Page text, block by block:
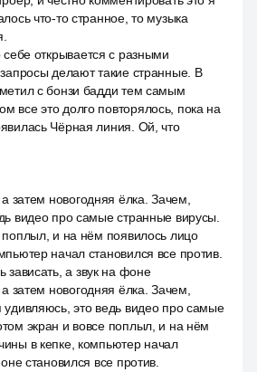
что-то странное, то музыка
открывается с разными
делают такие странные. В
с бонзи бадди тем самым
все это долго повторялось, пока на
Чёрная линия. Ой, что
затем новогодняя ёлка. Зачем,
видео про самые странные вирусы.
поплыл, и на нём появилось лицо
начал становился все против.
зависать, а звук на фоне
затем новогодняя ёлка. Зачем,
это ведь видео про самые
экран и вовсе поплыл, и на нём
в кепке, компьютер начал
становился все против.